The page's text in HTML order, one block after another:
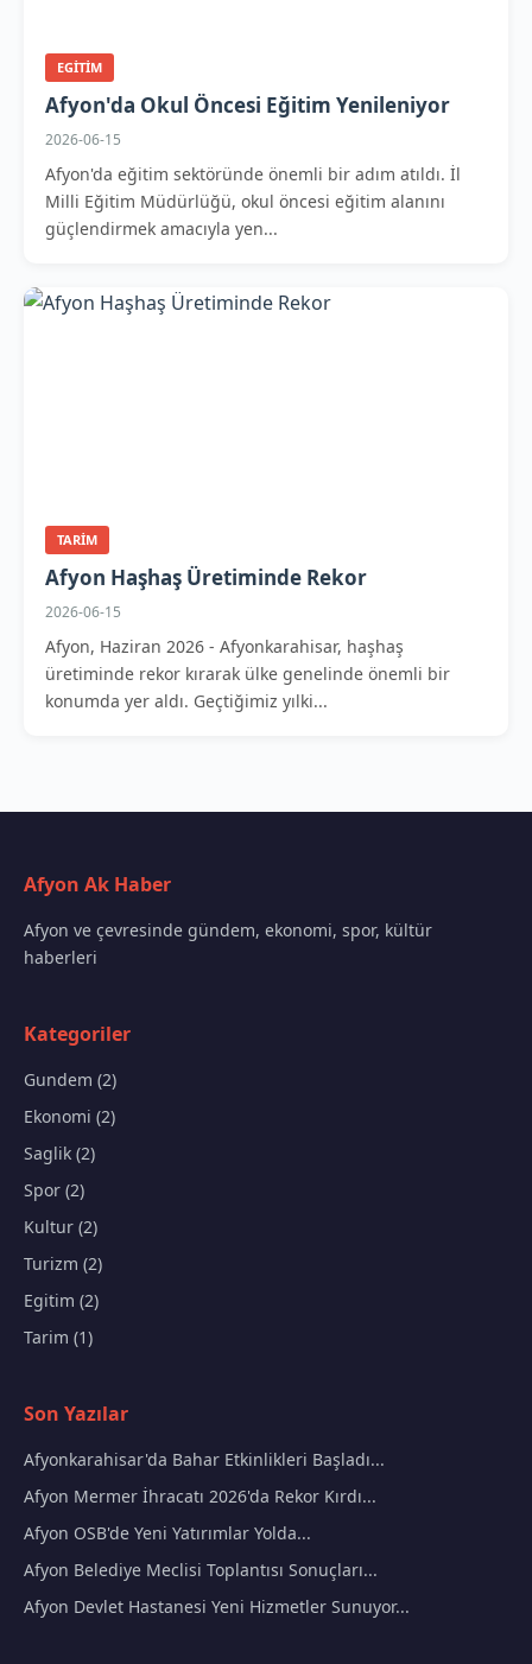
EGITIM
Afyon'da Okul Öncesi Eğitim Yenileniyor
2026-06-15
Afyon'da eğitim sektöründe önemli bir adım atıldı. İl
Milli Eğitim Müdürlüğü, okul öncesi eğitim alanını
güçlendirmek amacıyla yen...
TARIM
Afyon Haşhaş Üretiminde Rekor
2026-06-15
Afyon, Haziran 2026 - Afyonkarahisar, haşhaş
üretiminde rekor kırarak ülke genelinde önemli bir
konumda yer aldı. Geçtiğimiz yılki...
Afyon Ak Haber
Afyon ve çevresinde gündem, ekonomi, spor, kültür
haberleri
Kategoriler
Gundem (2)
Ekonomi (2)
Saglik (2)
Spor (2)
Kultur (2)
Turizm (2)
Egitim (2)
Tarim (1)
Son Yazılar
Afyonkarahisar'da Bahar Etkinlikleri Başladı...
Afyon Mermer İhracatı 2026'da Rekor Kırdı...
Afyon OSB'de Yeni Yatırımlar Yolda...
Afyon Belediye Meclisi Toplantısı Sonuçları...
Afyon Devlet Hastanesi Yeni Hizmetler Sunuyor...